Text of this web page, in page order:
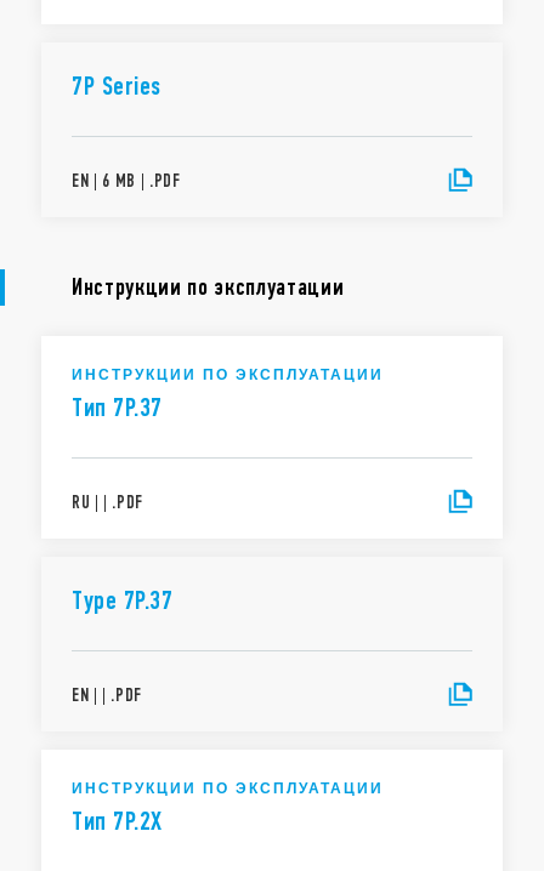
7P Series
EN | 6 MB | .PDF
Инструкции по эксплуатации
ИНСТРУКЦИИ ПО ЭКСПЛУАТАЦИИ
Тип 7P.37
RU | | .PDF
Type 7P.37
EN | | .PDF
ИНСТРУКЦИИ ПО ЭКСПЛУАТАЦИИ
Тип 7P.2X